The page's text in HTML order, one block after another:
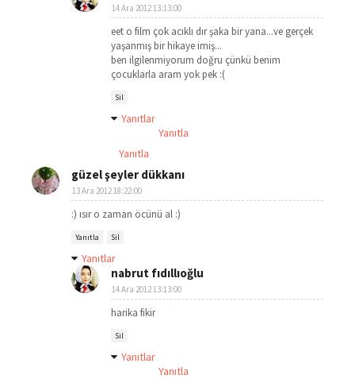
14 Ara 2012 13:13:00
eet o film çok acıklı dır şaka bir yana...ve gerçek
yaşanmış bir hikaye imiş...
ben ilgilenmiyorum doğru çünkü benim
çocuklarla aram yok pek :(
Sil
Yanıtlar
Yanıtla
Yanıtla
güzel şeyler dükkanı
13 Ara 2012 18:22:00
:) ısır o zaman öcünü al :)
Yanıtla Sil
Yanıtlar
nabrut fıdıllıoğlu
14 Ara 2012 13:13:00
harika fikir
Sil
Yanıtlar
Yanıtla